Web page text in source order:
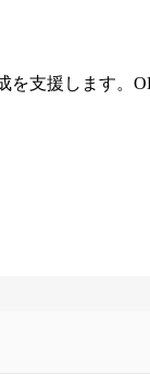
支援します。